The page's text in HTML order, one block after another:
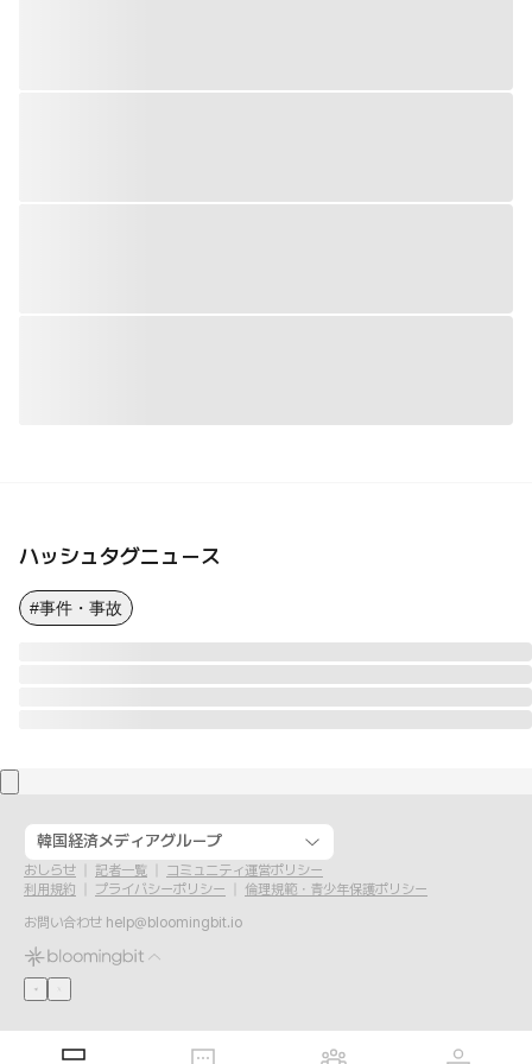
ハッシュタグニュース
#事件・事故
韓国経済メディアグループ
おしらせ 記者一覧
コミュニティ運営ポリシー
利用規約
プライバシーポリシー
倫理規範・青少年保護ポリシー
お問い合わせ help@bloomingbit.io